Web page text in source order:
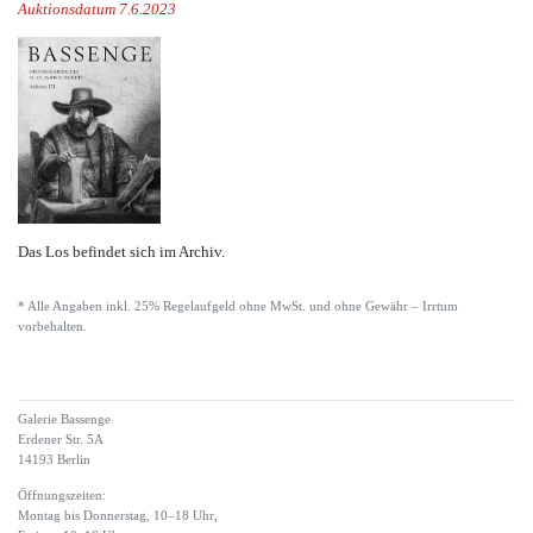
Auktionsdatum 7.6.2023
Das Los befindet sich im Archiv.
* Alle Angaben inkl. 25% Regelaufgeld ohne MwSt. und ohne Gewähr – Irrtum
vorbehalten.
Galerie Bassenge
Erdener Str. 5A
14193 Berlin
Öffnungszeiten:
Montag bis Donnerstag, 10–18 Uhr,